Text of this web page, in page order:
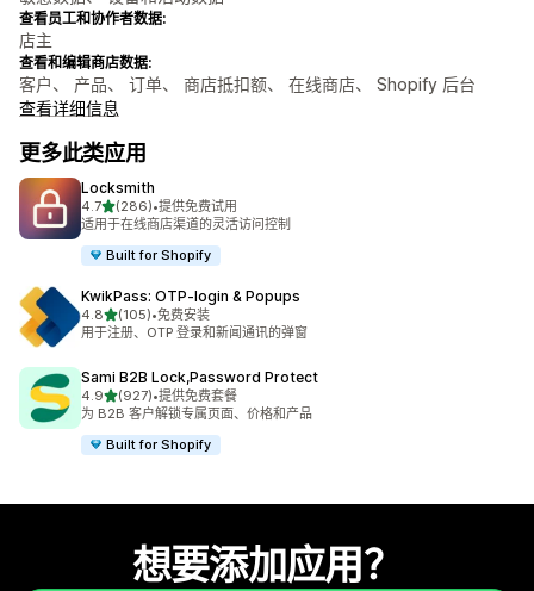
查看员工和协作者数据:
店主
查看和编辑商店数据:
客户、 产品、 订单、 商店抵扣额、 在线商店、 Shopify 后台
查看详细信息
更多此类应用
Locksmith
4.7星（满分 5 星）
(286)
总共 286 条评论
•提供免费试用
适用于在线商店渠道的灵活访问控制
Built for Shopify
KwikPass: OTP‑login & Popups
4.8星（满分 5 星）
(105)
总共 105 条评论
•免费安装
用于注册、OTP 登录和新闻通讯的弹窗
Sami B2B Lock,Password Protect
4.9星（满分 5 星）
(927)
总共 927 条评论
•提供免费套餐
为 B2B 客户解锁专属页面、价格和产品
Built for Shopify
想要添加应用？